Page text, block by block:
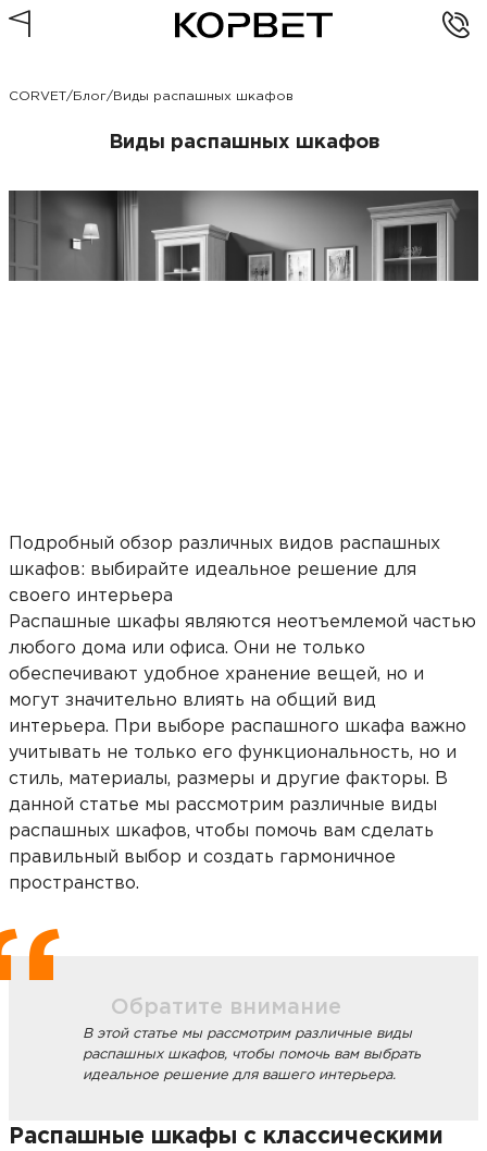
CORVET/Блог/Виды распашных шкафов
Виды распашных шкафов
Подробный обзор различных видов распашных
шкафов: выбирайте идеальное решение для
своего интерьера
Распашные шкафы являются неотъемлемой частью
любого дома или офиса. Они не только
обеспечивают удобное хранение вещей, но и
могут значительно влиять на общий вид
интерьера. При выборе распашного шкафа важно
учитывать не только его функциональность, но и
стиль, материалы, размеры и другие факторы. В
данной статье мы рассмотрим различные виды
распашных шкафов, чтобы помочь вам сделать
правильный выбор и создать гармоничное
пространство.
Обратите внимание
В этой статье мы рассмотрим различные виды
распашных шкафов, чтобы помочь вам выбрать
идеальное решение для вашего интерьера.
Распашные шкафы с классическими